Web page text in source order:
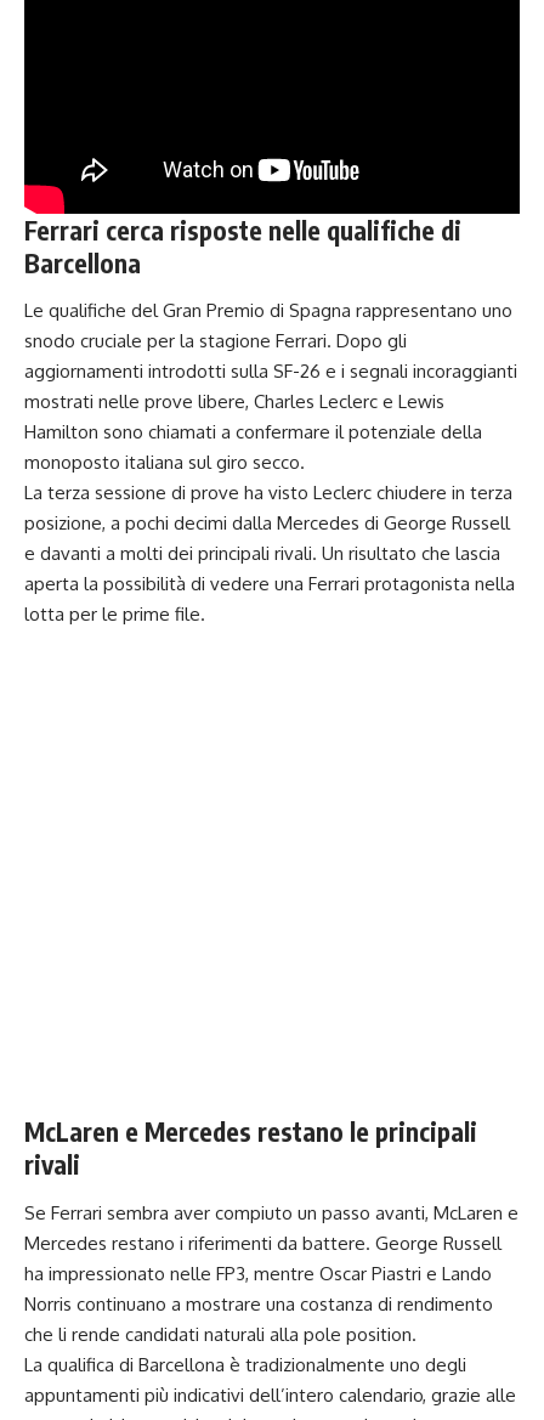
Ferrari cerca risposte nelle qualifiche di
Barcellona
Le qualifiche del Gran Premio di Spagna rappresentano uno
snodo cruciale per la stagione Ferrari. Dopo gli
aggiornamenti introdotti sulla SF-26 e i segnali incoraggianti
mostrati nelle prove libere, Charles Leclerc e Lewis
Hamilton sono chiamati a confermare il potenziale della
monoposto italiana sul giro secco.
La terza sessione di prove ha visto Leclerc chiudere in terza
posizione, a pochi decimi dalla Mercedes di George Russell
e davanti a molti dei principali rivali. Un risultato che lascia
aperta la possibilità di vedere una Ferrari protagonista nella
lotta per le prime file.
McLaren e Mercedes restano le principali
rivali
Se Ferrari sembra aver compiuto un passo avanti, McLaren e
Mercedes restano i riferimenti da battere. George Russell
ha impressionato nelle FP3, mentre Oscar Piastri e Lando
Norris continuano a mostrare una costanza di rendimento
che li rende candidati naturali alla pole position.
La qualifica di Barcellona è tradizionalmente uno degli
appuntamenti più indicativi dell’intero calendario, grazie alle